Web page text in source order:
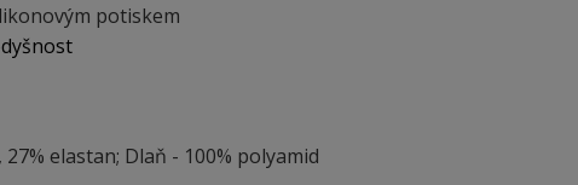
potiskem
elastan; Dlaň - 100% polyamid